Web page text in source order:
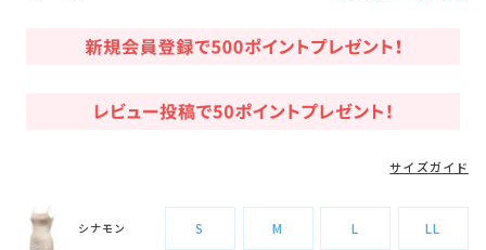
サイズガイド
シナモン S M L LL